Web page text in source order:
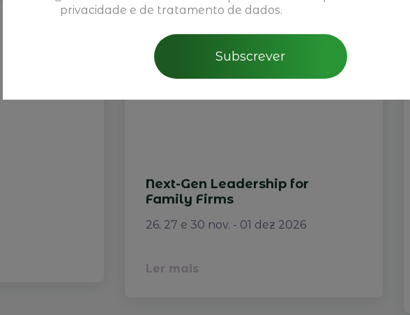
Next-Gen Leadership for
Family Firms
26, 27 e 30 nov. - 01 dez 2026
Ler mais
privacidade e de tratamento de dados.
Subscrever